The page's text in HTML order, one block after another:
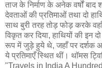
ताज के निर्माण के अनेक वर्षों
देवताओं की प्रतिमाओं तथा दो
साथ बुरी तरह तोड़ फोड़ करके
विकृत कर दिया, हाथियों की इन
रूप में जुड़े हुये थे, जहाँ पर दर्शक
ये प्रतिमाएँ स्थित थीं। थॉमस
"Travels in India A